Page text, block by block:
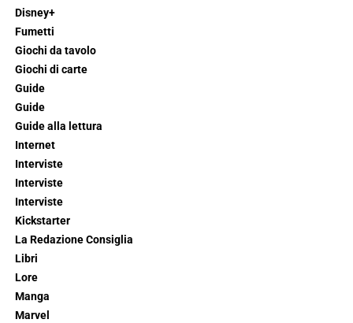
Disney+
Fumetti
Giochi da tavolo
Giochi di carte
Guide
Guide
Guide alla lettura
Internet
Interviste
Interviste
Interviste
Kickstarter
La Redazione Consiglia
Libri
Lore
Manga
Marvel